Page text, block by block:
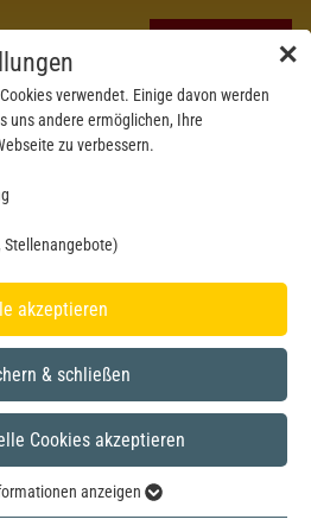
✕
verwendet. Einige davon werden
uns andere ermöglichen, Ihre
zu verbessern.
Stellenangebote)
akzeptieren
& schließen
Cookies akzeptieren
anzeigen